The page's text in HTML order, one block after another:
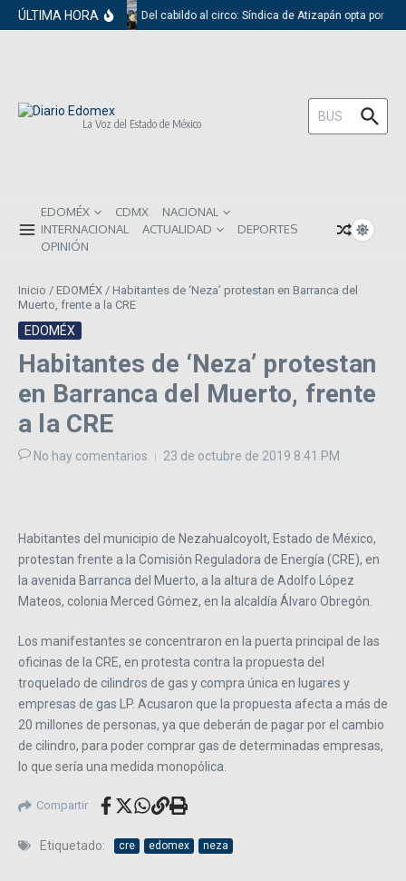
Saltar al contenido
ÚLTIMA HORA Del cabildo al circo: Síndica de Atizapán opta por el
La Voz del Estado de México
Buscar:
EDOMÉX CDMX
NACIONAL
INTERNACIONAL
ACTUALIDAD
DEPORTES
OPINIÓN
Inicio / EDOMÉX / Habitantes de ‘Neza’ protestan en Barranca del
Muerto, frente a la CRE
EDOMÉX
Habitantes de ‘Neza’ protestan
en Barranca del Muerto, frente
a la CRE
No hay comentarios 23 de octubre de 2019 8:41 PM
Habitantes del municipio de Nezahualcoyolt, Estado de México,
protestan frente a la Comisión Reguladora de Energía (CRE), en
la avenida Barranca del Muerto, a la altura de Adolfo López
Mateos, colonia Merced Gómez, en la alcaldía Álvaro Obregón.
​Los manifestantes se concentraron en la puerta principal de las
oficinas de la CRE, en protesta contra la propuesta del
troquelado de cilindros de gas y compra única en lugares y
empresas de gas LP. Acusaron que la propuesta afecta a más de
20 millones de personas, ya que deberán de pagar por el cambio
de cilindro, para poder comprar gas de determinadas empresas,
lo que sería una medida monopólica.
Compartir
Etiquetado: cre edomex neza